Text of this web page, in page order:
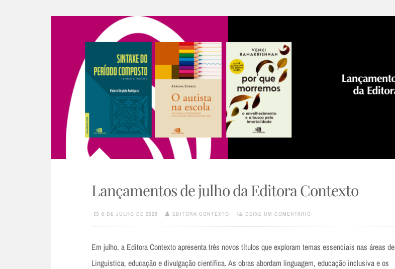
Lançamentos de julho da Editora Contexto
6 DE JULHO DE 2026 EDITORA CONTEXTO DEIXE UM COMENTÁRIO
Em julho, a Editora Contexto apresenta três novos títulos que exploram temas essenciais nas áreas de
Linguística, educação e divulgação científica. As obras abordam linguagem, educação inclusiva e os